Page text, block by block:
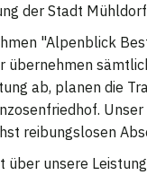
der Stadt
"Alpenblick
übernehmen
ab, planen die
reibungslosen
über unsere